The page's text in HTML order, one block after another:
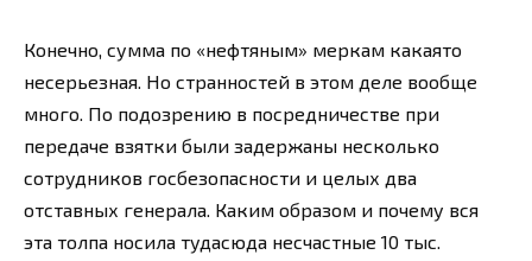
Конечно, сумма по «нефтяным» меркам какаято
несерьезная. Но странностей в этом деле вообще
много. По подозрению в посредничестве при
передаче взятки были задержаны несколько
сотрудников госбезопасности и целых два
отставных генерала. Каким образом и почему вся
эта толпа носила тудасюда несчастные 10 тыс.